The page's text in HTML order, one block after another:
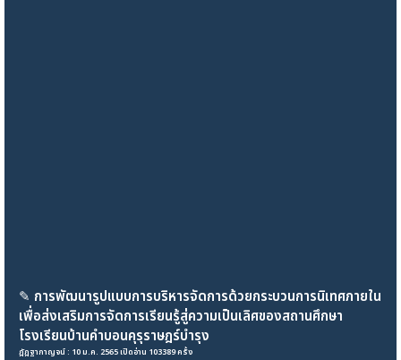
✎ การพัฒนารูปแบบการบริหารจัดการด้วยกระบวนการนิเทศภายใน
เพื่อส่งเสริมการจัดการเรียนรู้สู่ความเป็นเลิศของสถานศึกษา
โรงเรียนบ้านคำบอนคุรุราษฎร์บำรุง
ฎัฎฐากาญจน์ : 10 ม.ค. 2565 เปิดอ่าน 103389 ครั้ง